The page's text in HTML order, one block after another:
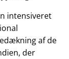
intensiveret
af de
der